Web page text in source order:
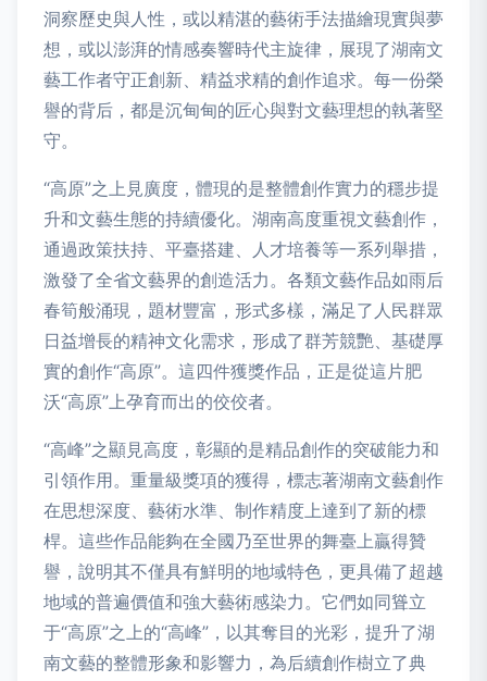
洞察歷史與人性，或以精湛的藝術手法描繪現實與夢
想，或以澎湃的情感奏響時代主旋律，展現了湖南文
藝工作者守正創新、精益求精的創作追求。每一份榮
譽的背后，都是沉甸甸的匠心與對文藝理想的執著堅
守。
“高原”之上見廣度，體現的是整體創作實力的穩步提
升和文藝生態的持續優化。湖南高度重視文藝創作，
通過政策扶持、平臺搭建、人才培養等一系列舉措，
激發了全省文藝界的創造活力。各類文藝作品如雨后
春筍般涌現，題材豐富，形式多樣，滿足了人民群眾
日益增長的精神文化需求，形成了群芳競艷、基礎厚
實的創作“高原”。這四件獲獎作品，正是從這片肥
沃“高原”上孕育而出的佼佼者。
“高峰”之顯見高度，彰顯的是精品創作的突破能力和
引領作用。重量級獎項的獲得，標志著湖南文藝創作
在思想深度、藝術水準、制作精度上達到了新的標
桿。這些作品能夠在全國乃至世界的舞臺上贏得贊
譽，說明其不僅具有鮮明的地域特色，更具備了超越
地域的普遍價值和強大藝術感染力。它們如同聳立
于“高原”之上的“高峰”，以其奪目的光彩，提升了湖
南文藝的整體形象和影響力，為后續創作樹立了典